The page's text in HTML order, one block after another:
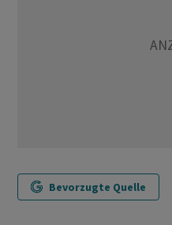
Bevorzugte Quelle